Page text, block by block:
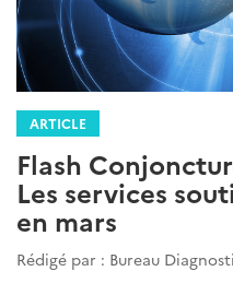
ARTICLE
Flash
Les services
en mars
Rédigé par : Bureau